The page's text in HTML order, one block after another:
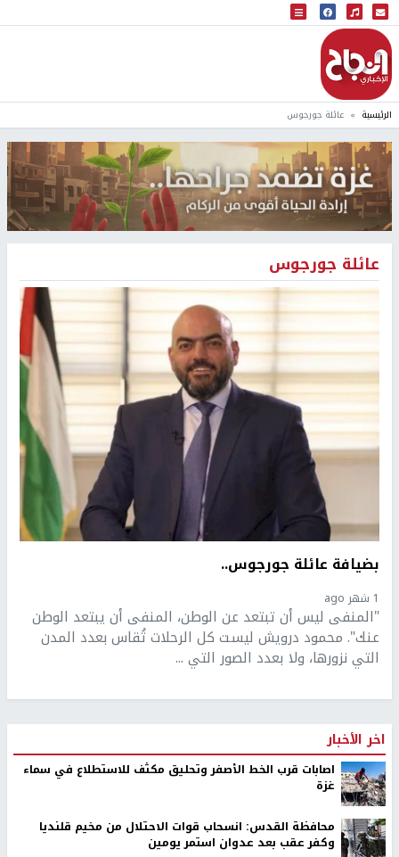
البث المباشر
إذاعة النجاح
الرئيسية عائلة جورجوس
عائلة جورجوس
بضيافة عائلة جورجوس..
1 شهر ago
"المنفى ليس أن تبتعد عن الوطن، المنفى أن يبتعد الوطن
عنك". محمود درويش ليست كل الرحلات تُقاس بعدد المدن
التي نزورها، ولا بعدد الصور التي ...
اخر الأخبار
اصابات قرب الخط الأصفر وتحليق مكثف للاستطلاع في سماء
غزة
محافظة القدس: انسحاب قوات الاحتلال من مخيم قلنديا
وكفر عقب بعد عدوان استمر يومين